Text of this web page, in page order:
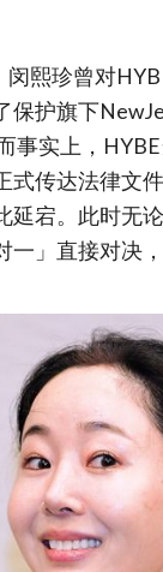
闵熙珍曾对
保护旗下
事实上，
式传达法律文
延宕。此时无
一」直接对决